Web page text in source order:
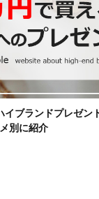
イブランドプレゼン
別に紹介